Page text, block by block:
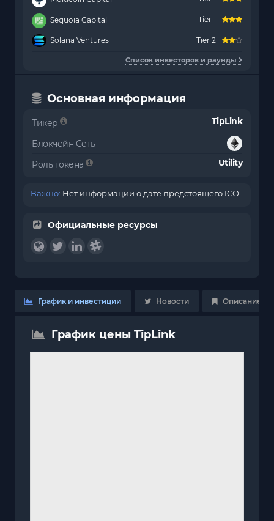
Sequoia Capital Tier 1
Solana Ventures Tier 2
Список инвесторов и раунды
Основная информация
Тикер TipLink
Блокчейн Сеть
Роль токена
Utility
Важно: Нет информации о дате предстоящего ICO.
Официальные ресурсы
График и инвестиции Новости Описание
График цены TipLink